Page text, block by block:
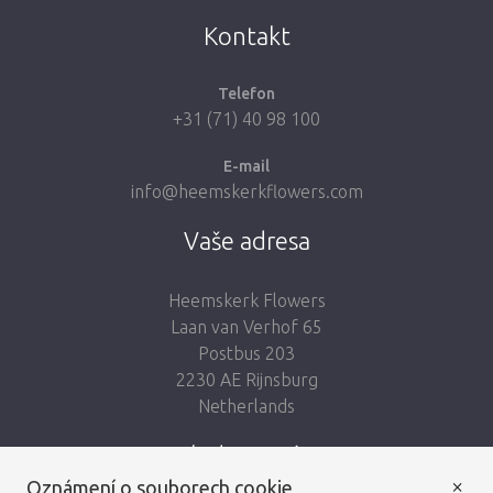
Kontakt
Telefon
+31 (71) 40 98 100
E-mail
info@heemskerkflowers.com
Vaše adresa
Heemskerk Flowers
Laan van Verhof 65
Postbus 203
2230 AE Rijnsburg
Netherlands
Sledujte nás:
Oznámení o souborech cookie ×